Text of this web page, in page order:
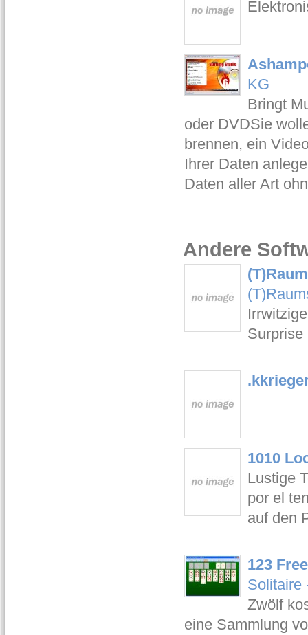
KG
Bringt
oder DVDSie
brennen, ein
Ihrer Daten
Daten aller Art
Andere
Surprise
1010
Lustige
por el
auf den
123
Solitaire
Zwölf
eine Sammlung